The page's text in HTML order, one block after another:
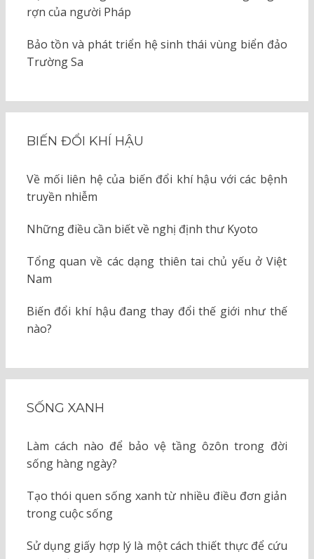
rợn của người Pháp
Bảo tồn và phát triển hệ sinh thái vùng biển đảo
Trường Sa
BIẾN ĐỔI KHÍ HẬU
Về mối liên hệ của biến đổi khí hậu với các bệnh
truyền nhiễm
Những điều cần biết về nghị định thư Kyoto
Tổng quan về các dạng thiên tai chủ yếu ở Việt
Nam
Biến đổi khí hậu đang thay đổi thế giới như thế
nào?
SỐNG XANH
Làm cách nào để bảo vệ tầng ôzôn trong đời
sống hàng ngày?
Tạo thói quen sống xanh từ nhiều điều đơn giản
trong cuộc sống
Sử dụng giấy hợp lý là một cách thiết thực để cứu